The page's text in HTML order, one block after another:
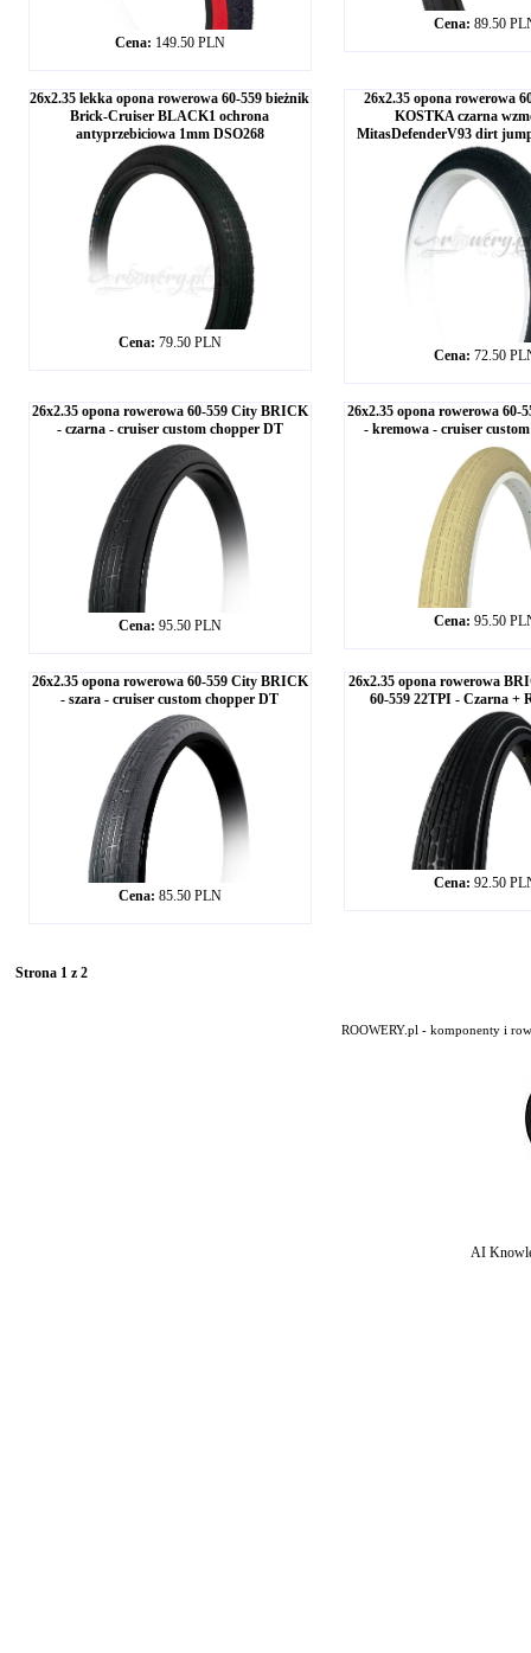
Cena: 149.50 PLN
Cena: 89.50
26x2.35 lekka opona rowerowa 60-559 bieżnik
Brick-Cruiser BLACK1 ochrona
antyprzebiciowa 1mm DSO268
Cena: 79.50 PLN
26x2.35 opona rowerowa
KOSTKA czarna
MitasDefenderV93 dirt
Cena: 72.50
26x2.35 opona rowerowa 60-559 City BRICK
- czarna - cruiser custom chopper DT
Cena: 95.50 PLN
26x2.35 opona rowerowa
- kremowa - cruiser
Cena: 95.50
26x2.35 opona rowerowa 60-559 City BRICK
- szara - cruiser custom chopper DT
Cena: 85.50 PLN
26x2.35 opona rowerowa
60-559 22TPI - Czarna +
Cena: 92.50
Strona 1 z 2
ROOWERY.pl - komponenty i
AI